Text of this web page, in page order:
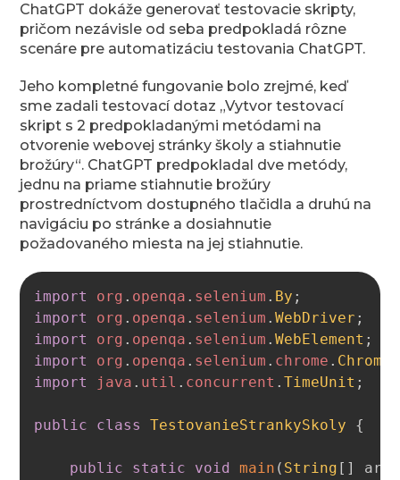
ChatGPT dokáže generovať testovacie skripty,
pričom nezávisle od seba predpokladá rôzne
scenáre pre automatizáciu testovania ChatGPT.
Jeho kompletné fungovanie bolo zrejmé, keď
sme zadali testovací dotaz „Vytvor testovací
skript s 2 predpokladanými metódami na
otvorenie webovej stránky školy a stiahnutie
brožúry“. ChatGPT predpokladal dve metódy,
jednu na priame stiahnutie brožúry
prostredníctvom dostupného tlačidla a druhú na
navigáciu po stránke a dosiahnutie
požadovaného miesta na jej stiahnutie.
import org . openqa . selenium . By ;
import
org . openqa . selenium .WebDriver ;
import
org . openqa . selenium .WebElement ;
import
org . openqa . selenium . chrome .
import
java . util . concurrent .TimeUnit ;
public class TestovanieStrankySkoly {
public static void main ( String [ ]
args